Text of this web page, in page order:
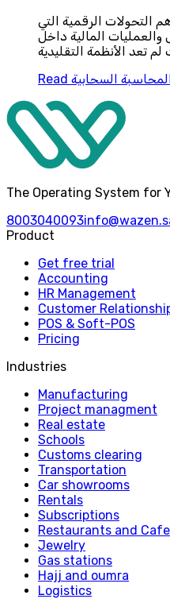
التحولات الرقمية التي
والعمليات المالية داخل
تعد الأنظمة التقليدية
Read المحاسبة السحابية
The Operating System for
8003040093
Product
Get free trial
Accounting
HR Management
Customer
POS & Soft-POS
Pricing
Industries
Manufacturing
Project managment
Real estate
Schools
Customs clearing
Transportation
Car showrooms
Rentals
Subscriptions
Restaurants and Cafe
Jewelry
Gas stations
Hajj and oumra
Logistics